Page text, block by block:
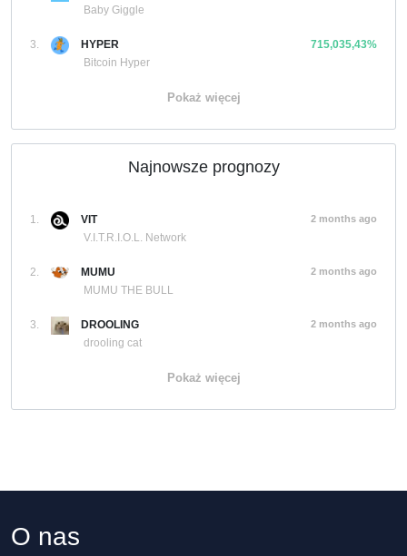
Baby Giggle
3.
HYPER
Bitcoin Hyper
715,035,43%
Pokaż więcej
Najnowsze prognozy
1.
VIT
V.I.T.R.I.O.L. Network
2 months ago
2.
MUMU
MUMU THE BULL
2 months ago
3.
DROOLING
drooling cat
2 months ago
Pokaż więcej
O nas